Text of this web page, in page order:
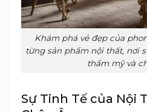
Khám phá vẻ đẹp của
từng sản phẩm nội thất, nơi
thẩm mỹ và
Sự Tinh Tế của Nội